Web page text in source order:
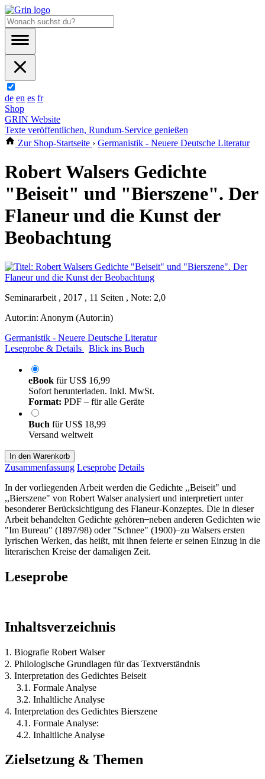
de en es fr
Shop
GRIN Website
Texte veröffentlichen, Rundum-Service genießen
Zur Shop-Startseite › Germanistik - Neuere Deutsche Literatur
Robert Walsers Gedichte
"Beiseit" und "Bierszene". Der
Flaneur und die Kunst der
Beobachtung
Seminararbeit , 2017 , 11 Seiten , Note: 2,0
Autor:in: Anonym (Autor:in)
Germanistik - Neuere Deutsche Literatur
Leseprobe & Details
Blick ins Buch
eBook fürUS$ 16,99
Sofort herunterladen. Inkl. MwSt.
Format: PDF – für alle Geräte
Buch fürUS$ 18,99
Versand weltweit
In den Warenkorb
Zusammenfassung Leseprobe Details
In der vorliegenden Arbeit werden die Gedichte ,,Beiseit" und
,,Bierszene" von Robert Walser analysiert und interpretiert unter
besonderer Berücksichtigung des Flaneur-Konzeptes. Die in dieser
Arbeit behandelten Gedichte gehören ̶ neben anderen Gedichten wie
"Im Bureau" (1897/98) oder "Schnee" (1900) ̶ zu Walsers ersten
lyrischen Werken, das heißt, mit ihnen feierte er seinen Einzug in die
literarischen Kreise der damaligen Zeit.
Leseprobe
Inhaltsverzeichnis
1. Biografie Robert Walser
2. Philologische Grundlagen für das Textverständnis
3. Interpretation des Gedichtes Beiseit
3.1. Formale Analyse
3.2. Inhaltliche Analyse
4. Interpretation des Gedichtes Bierszene
4.1. Formale Analyse:
4.2. Inhaltliche Analyse
Zielsetzung & Themen